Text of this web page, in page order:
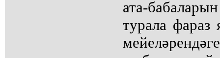
ата-
турала фараз